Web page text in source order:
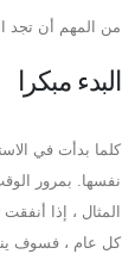
من المهم أن تجد
البدء مبكرا
كلما بدأت في
نفسها. بمرور